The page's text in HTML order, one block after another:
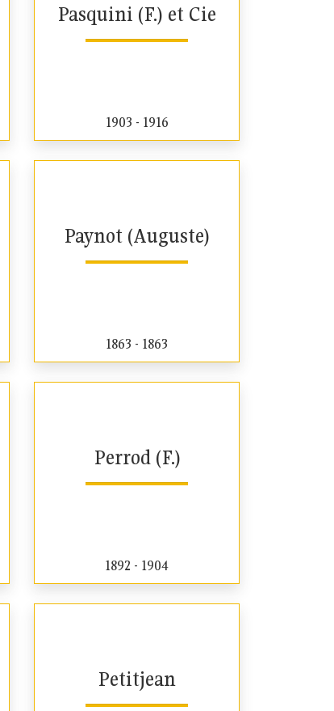
Pasquini (F.) et Cie
1903 - 1916
Paynot (Auguste)
1863 - 1863
Perrod (F.)
1892 - 1904
Petitjean